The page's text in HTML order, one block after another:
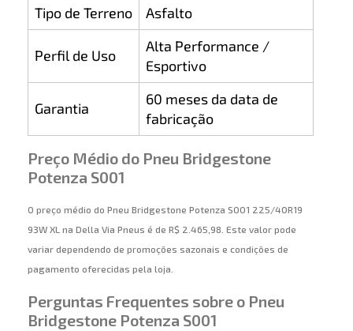
Tipo de Terreno
Asfalto
Perfil de Uso
Alta Performance /
Esportivo
Garantia
60 meses da data de
fabricação
Preço Médio do Pneu Bridgestone
Potenza S001
O preço médio do Pneu Bridgestone Potenza S001 225/40R19
93W XL na Della Via Pneus é de R$ 2.465,98. Este valor pode
variar dependendo de promoções sazonais e condições de
pagamento oferecidas pela loja.
Perguntas Frequentes sobre o Pneu
Bridgestone Potenza S001